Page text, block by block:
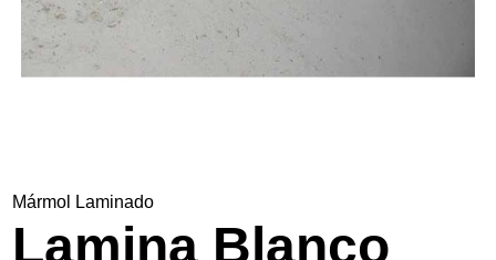
Mármol Laminado
Lamina Blanco